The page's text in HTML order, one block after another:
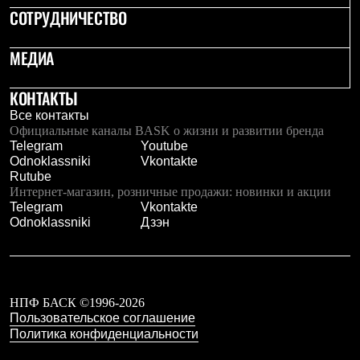
Чуни
Уход за обувью
Аксессуары
Головные уборы
Балаклавы и маски
Кепки и бейсболки
Повязки
Шарфы
Панамы
Перчатки и рукавицы
Перчатки
Рукавицы
Носки
Полезные аксессуары
Ремни
Термоковрики
Уход за одеждой
В Арктику
СОТРУДНИЧЕСТВО
МЕДИА
КОНТАКТЫ
Все контакты
Официальные каналы BASK о жизни и развитии бренда
Telegram
Youtube
Odnoklassniki
Vkontakte
Rutube
Интернет-магазин, розничные продажи: новинки и акции
Telegram
Vkontakte
Odnoklassniki
Дзэн
НПФ БАСК ©1996-2026
Пользовательское соглашение
Политика конфиденциальности